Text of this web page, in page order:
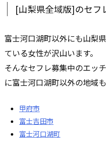
[山梨県全域版]のセフ
富士河口湖町以外にも山梨
ている女性が沢山います。
そんなセフレ募集中のエッ
に富士河口湖町以外の地域
甲府市
富士吉田市
富士河口湖町